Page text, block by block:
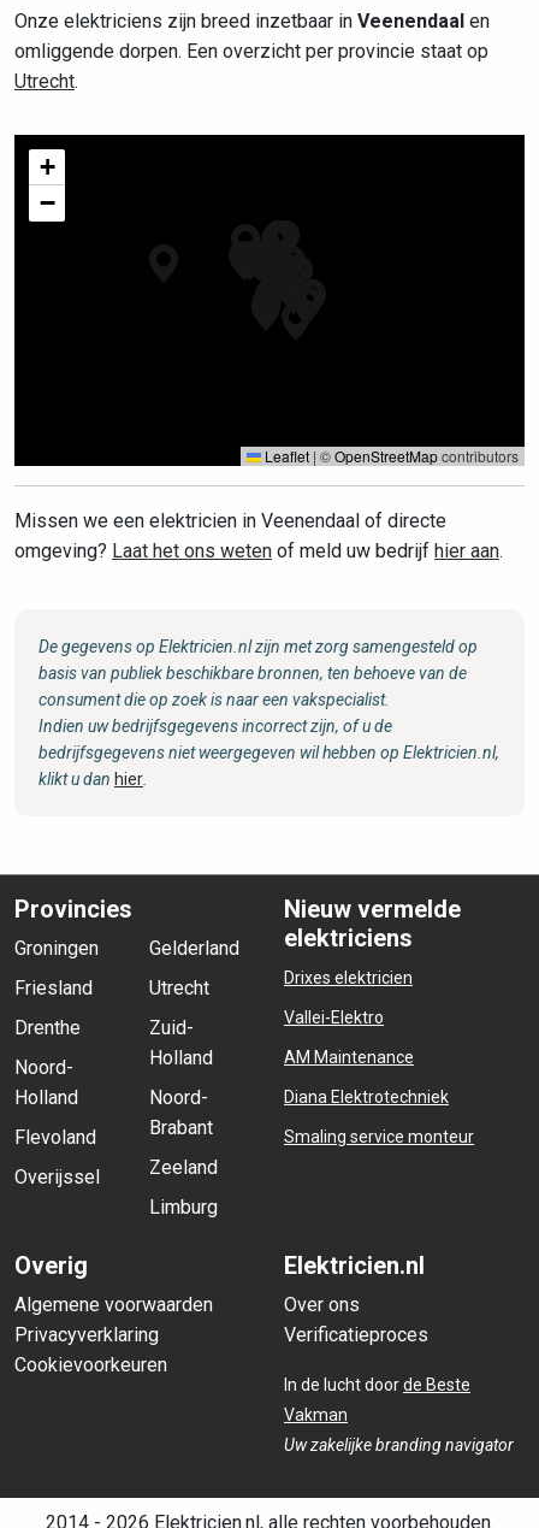
Onze elektriciens zijn breed inzetbaar in Veenendaal en
omliggende dorpen. Een overzicht per provincie staat op
Utrecht.
+
−
Leaflet | ©OpenStreetMapcontributors
Missen we een elektricien in Veenendaal of directe
omgeving? Laat het ons weten of meld uw bedrijf hier aan.
De gegevens op Elektricien.nl zijn met zorg samengesteld op
basis van publiek beschikbare bronnen, ten behoeve van de
consument die op zoek is naar een vakspecialist.
Indien uw bedrijfsgegevens incorrect zijn, of u de
bedrijfsgegevens niet weergegeven wil hebben op Elektricien.nl,
klikt u dan hier
Provincies
Groningen
Friesland
Drenthe
Noord-
Holland
Flevoland
Overijssel
Gelderland
Utrecht
Zuid-
Holland
Noord-
Brabant
Zeeland
Limburg
Nieuw vermelde
elektriciens
Drixes elektricien
Vallei-Elektro
AM Maintenance
Diana Elektrotechniek
Smaling service monteur
Overig
Algemene voorwaarden
Privacyverklaring
Cookievoorkeuren
Elektricien.nl
Over ons
Verificatieproces
In de lucht doorde Beste
Vakman
Uw zakelijke branding navigator
2014 - 2026 Elektricien.nl, alle rechten voorbehouden.